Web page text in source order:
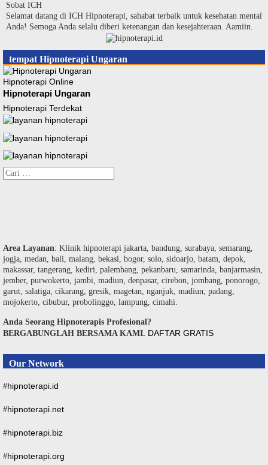
Langsung
ke
konten
Sobat ICH
Selamat datang di ICH Hipnoterapi, sahabat terbaik untuk kesehatan mental
Anda! Semoga Anda selalu diberi ketenangan dan kesejahteraan. Aamiin.
tempat Hipnoterapi Ungaran
Hipnoterapi Online
Hipnoterapi Ungaran
Hipnoterapi Terdekat
Cari
untuk:
Area Layanan: Klinik hipnoterapi jakarta, bandung, surabaya, semarang,
jogja, medan, bali, malang, bekasi, bogor, solo, sidoarjo, batam, depok,
makassar, tangerang, kediri, palembang, pekanbaru, samarinda, banjarmasin,
jember, purwokerto, jambi, madiun, denpasar, cirebon, jombang, ponorogo,
garut, salatiga, cikarang, gresik, magetan, nganjuk, madiun, padang,
mojokerto, cibubur, probolinggo, lampung, cimahi.
Anda Seorang Hipnoterapis Profesional?
BERGABUNGLAH BERSAMA KAMI. DAFTAR GRATIS
Our Network
#hipnoterapi.id
#hipnoterapi.net
#hipnoterapi.biz
#hipnoterapi.org